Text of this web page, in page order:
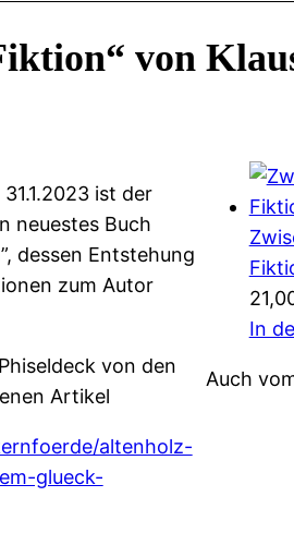
von
ist der
neuestes Buch
dessen Entstehung
zum Autor
von den
Artikel
altenholz-
glueck-
In
Auch